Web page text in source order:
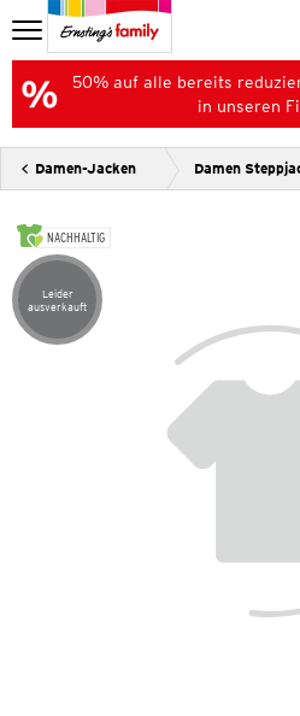
50% auf alle bereits
in unseren
Damen-Jacken Damen
NACHHALTIG
Artikel leider ausverkauft
Leider
ausverkauft